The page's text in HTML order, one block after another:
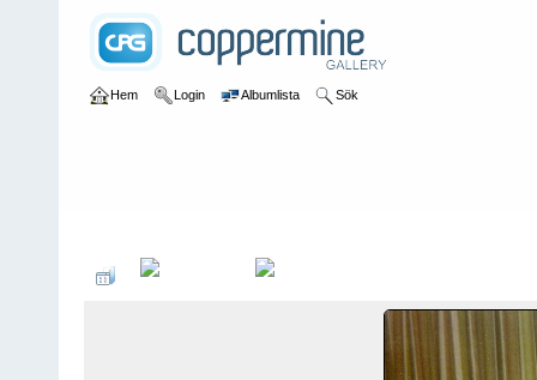
Hem Login Albumlista Sök